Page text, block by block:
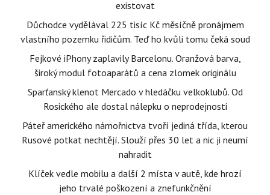
existovat
Důchodce vydělával 225 tisíc Kč měsíčně pronájmem
vlastního pozemku řidičům. Teď ho kvůli tomu čeká soud
Fejkové iPhony zaplavily Barcelonu. Oranžová barva,
široký modul fotoaparátů a cena zlomek originálu
Sparťanský klenot Mercado v hledáčku velkoklubů. Od
Rosického ale dostal nálepku o neprodejnosti
Páteř amerického námořnictva tvoří jediná třída, kterou
Rusové potkat nechtějí. Slouží přes 30 let a nic ji neumí
nahradit
Klíček vedle mobilu a další 2 místa v autě, kde hrozí
jeho trvalé poškození a znefunkčnění